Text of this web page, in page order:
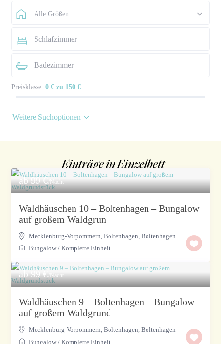
Alle Größen
Preisklasse: 0 € zu 150 €
Weitere Suchoptionen
Einträge in Einzelbett
ab 99 €/Nacht
Waldhäuschen 10 – Boltenhagen – Bungalow
auf großem Waldgrun
Mecklenburg-Vorpommern, Boltenhagen,Boltenhagen
Bungalow /Komplette Einheit
ab 99 €/Nacht
Waldhäuschen 9 – Boltenhagen – Bungalow
auf großem Waldgrund
Mecklenburg-Vorpommern, Boltenhagen,Boltenhagen
Bungalow /Komplette Einheit